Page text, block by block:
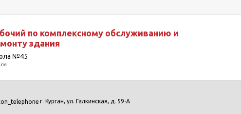
по комплексному обслуживанию и
здания
№45
г. Курган, ул. Галкинская, д. 59-А